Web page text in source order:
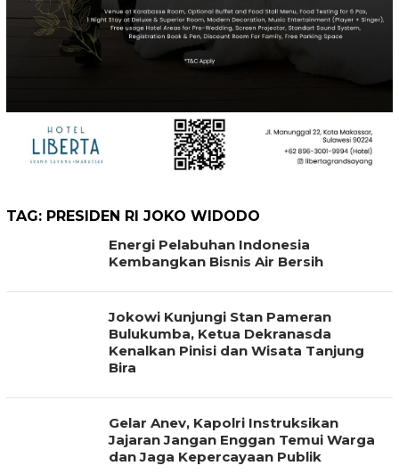
TAG: PRESIDEN RI JOKO WIDODO
Energi Pelabuhan Indonesia
Kembangkan Bisnis Air Bersih
Jokowi Kunjungi Stan Pameran
Bulukumba, Ketua Dekranasda
Kenalkan Pinisi dan Wisata Tanjung
Bira
Gelar Anev, Kapolri Instruksikan
Jajaran Jangan Enggan Temui Warga
dan Jaga Kepercayaan Publik